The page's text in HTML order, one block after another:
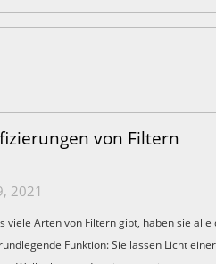
von Filtern
2021
viele Arten von Filtern gibt, haben sie alle
Funktion: Sie lassen Licht einer